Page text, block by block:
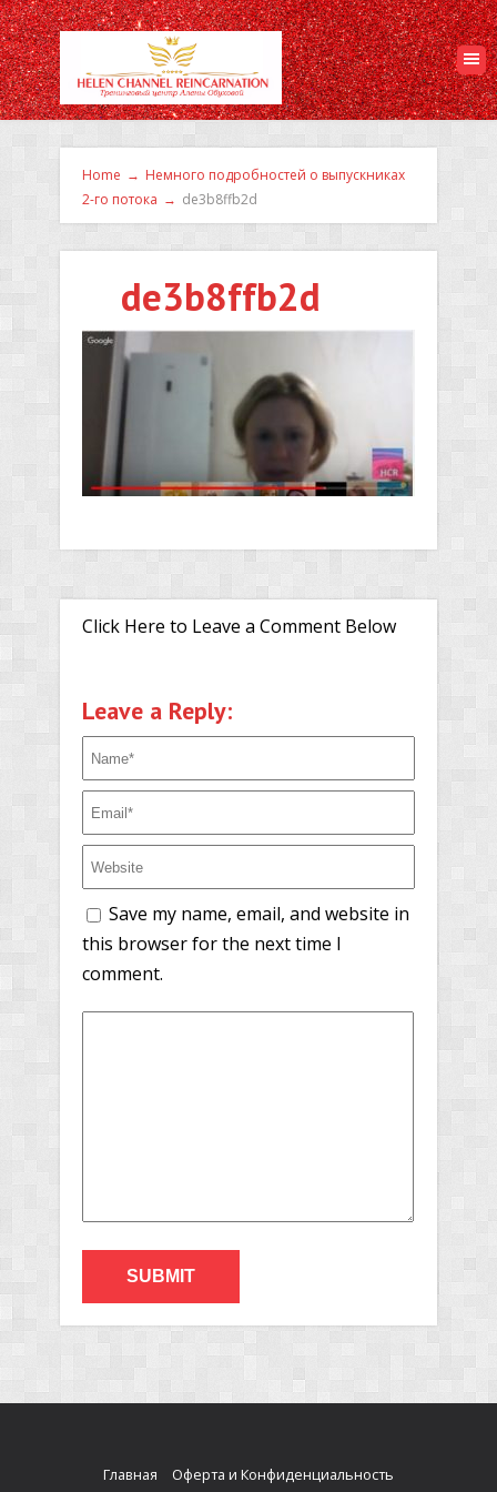
Home → Немного подробностей о выпускниках
2-го потока → de3b8ffb2d
de3b8ffb2d
Click Here to Leave a Comment Below
Leave a Reply:
Save my name, email, and website in
this browser for the next time I
comment.
Главная Оферта и Конфиденциальность